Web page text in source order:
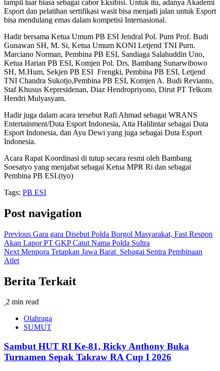
tampil luar biasa sebagai cabor Eksibisi. Untuk itu, adanya Akademi
Esport dan pelatihan sertifikasi wasit bisa menjadi jalan untuk Esport
bisa mendulang emas dalam kompetisi Internasional.
Hadir bersama Ketua Umum PB ESI Jendral Pol. Purn Prof. Budi
Gunawan SH, M. Si, Ketua Umum KONI Letjend TNI Purn.
Marciano Norman, Pembina PB ESI, Sandiaga Salahuddin Uno,
Ketua Harian PB ESI, Komjen Pol. Drs. Bambang Sunarwibowo
SH, M.Hum, Sekjen PB ESI Frengki, Pembina PB ESI, Letjend
TNI Chandra Sukotjo,Pembina PB ESI, Komjen A. Budi Revianto,
Staf Khusus Kepresidenan, Diaz Hendropriyono, Dirut PT Telkom
Hendri Mulyasyam.
Hadir juga dalam acara tersebut Rafi Ahmad sebagai WRANS
Entertainment/Duta Esport Indonesia, Atta Halilintar sebagai Duta
Esport Indonesia, dan Ayu Dewi yang juga sebagai Duta Esport
Indonesia.
Acara Rapat Koordinasi di tutup secara resmi oleh Bambang
Soesatyo yang menjabat sebagai Ketua MPR Ri dan sebagai
Pembina PB ESI.(tyo)
Tags: PB ESI
Post navigation
Previous Gara gara Disebut Polda Borgol Masyarakat, Fast Respon
Akan Lapor PT GKP Catut Nama Polda Sultra
Next Menpora Tetapkan Jawa Barat Sebagai Sentra Pembinaan
Atlet
Berita Terkait
2 min read
Olahraga
SUMUT
Sambut HUT RI Ke-81, Ricky Anthony Buka
Turnamen Sepak Takraw RA Cup I 2026